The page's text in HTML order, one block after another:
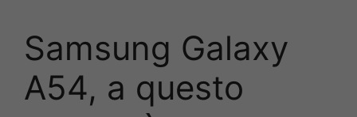
Samsung Galaxy
A54, a questo